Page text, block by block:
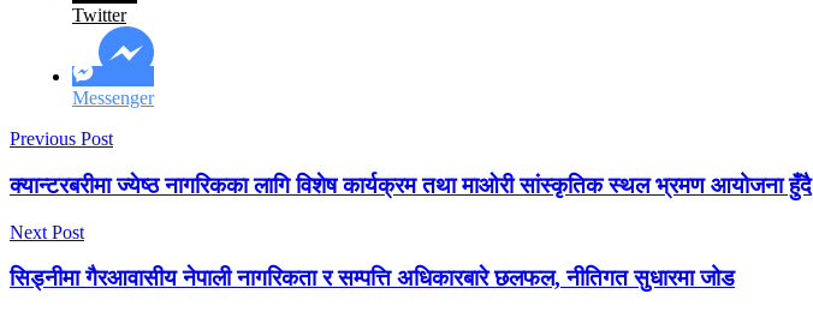
Twitter
Messenger
Previous Post
क्यान्टरबरीमा ज्येष्ठ नागरिकका लागि विशेष कार्यक्रम तथा माओरी सांस्कृतिक स्थल भ्रमण आयोजना हुँदै
Next Post
सिड्नीमा गैरआवासीय नेपाली नागरिकता र सम्पत्ति अधिकारबारे छलफल, नीतिगत सुधारमा जोड